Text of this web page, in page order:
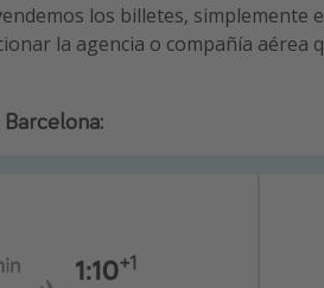
los billetes, simplemente
la agencia o compañía aérea